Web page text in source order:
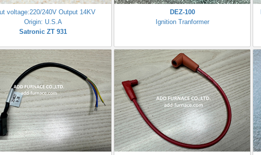
voltage:220/240V Output 14KV
Origin: U.S.A
Satronic ZT 931
DEZ-100
Ignition Tranformer